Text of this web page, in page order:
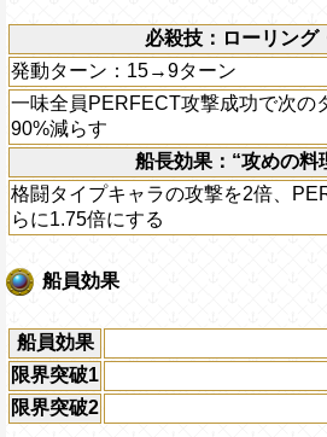
必殺技：ローリング
発動ターン：15→9ターン
一味全員PERFECT攻撃成功で次の
90%減らす
船長効果：“攻めの料
格闘タイプキャラの攻撃を2倍、
らに1.75倍にする
船員効果
船員効果
限界突破1
限界突破2